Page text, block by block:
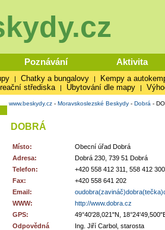
Poznávání Aktivita
| Chatky a bungalovy | Kempy a
střediska | Ubytování dle mapy |
www.beskydy.cz - Moravskoslezské Beskydy - Dobrá -
DOBRÁ
Místo:
Obecní úřad Dobrá
Adresa:
Dobrá 230, 739 51 Dobrá
Telefon:
+420 558 412 311, 558 412 300
Fax:
+420 558 641 202
Email:
WWW:
http://www.dobra.cz
GPS:
49°40'28,021"N,
Odpovědná
Ing. Jiří Carbol, starosta